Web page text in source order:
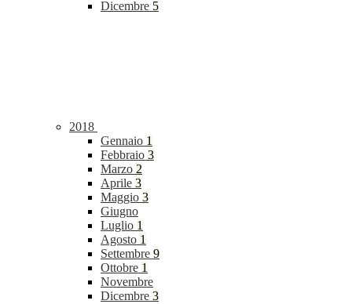
Dicembre 5
2018
Gennaio 1
Febbraio 3
Marzo 2
Aprile 3
Maggio 3
Giugno
Luglio 1
Agosto 1
Settembre 9
Ottobre 1
Novembre
Dicembre 3